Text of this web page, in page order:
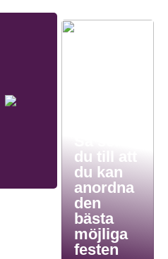
du till att
du kan
anordna
den
bästa
möjliga
festen